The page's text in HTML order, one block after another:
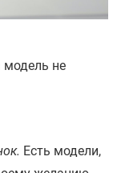
модель не
Есть модели,